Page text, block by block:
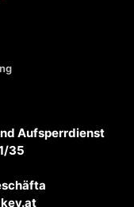
Aufsperrdienst
35